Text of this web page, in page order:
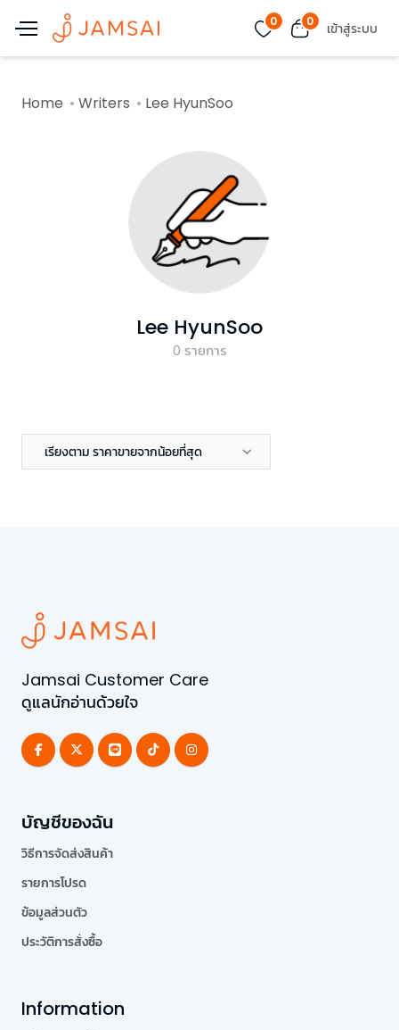
0 0 เข้าสู่ระบบ
Home Writers Lee HyunSoo
Lee HyunSoo
0 รายการ
เรียงตาม ราคาขายจากน้อยที่สุด
Jamsai Customer Care
ดูแลนักอ่านด้วยใจ
บัญชีของฉัน
วิธีการจัดส่งสินค้า
รายการโปรด
ข้อมูลส่วนตัว
ประวัติการสั่งซื้อ
Information